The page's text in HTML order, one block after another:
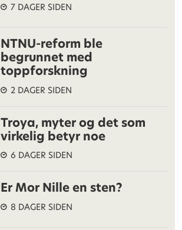
7 DAGER SIDEN
NTNU-reform ble
begrunnet med
toppforskning
2 DAGER SIDEN
Troya, myter og det som
virkelig betyr noe
6 DAGER SIDEN
Er Mor Nille en sten?
8 DAGER SIDEN